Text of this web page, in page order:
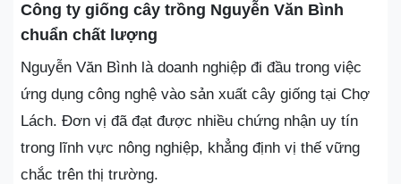
Công ty giống cây trồng Nguyễn Văn Bình
chuẩn chất lượng
Nguyễn Văn Bình là doanh nghiệp đi đầu trong việc
ứng dụng công nghệ vào sản xuất cây giống tại Chợ
Lách. Đơn vị đã đạt được nhiều chứng nhận uy tín
trong lĩnh vực nông nghiệp, khẳng định vị thế vững
chắc trên thị trường.